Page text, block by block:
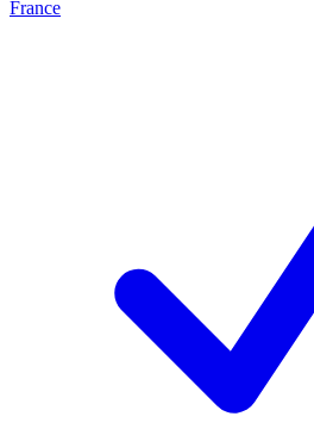
France